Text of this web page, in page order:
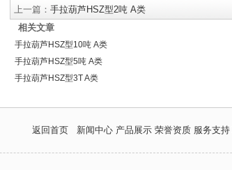
上一篇： 手拉葫芦HSZ型2吨 A类
相关文章
手拉葫芦HSZ型10吨 A类
手拉葫芦HSZ型5吨 A类
手拉葫芦HSZ型3T A类
返回首页 新闻中心 产品展示 荣誉资质 服务支持